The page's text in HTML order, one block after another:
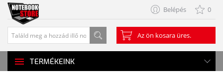
Belépés 0
Az ön kosara üres.
TERMÉKEINK